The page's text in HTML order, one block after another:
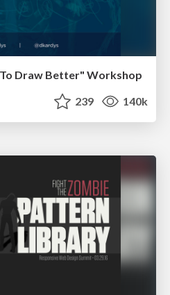
Draw Better" Workshop
239 140k